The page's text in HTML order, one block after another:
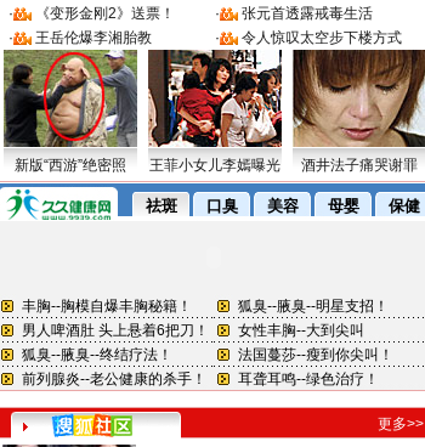
·
《变形金刚2》送票！ ·
张元首透露戒毒生活
·
王岳伦爆李湘胎教 · 令人惊叹太空步下楼方式
新版“西游”绝密照 王菲小女儿李嫣曝光 酒井法子痛哭谢罪
更多>>